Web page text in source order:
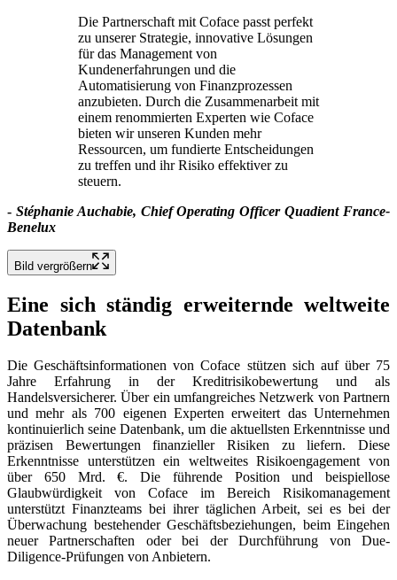
Die Partnerschaft mit Coface passt perfekt
zu unserer Strategie, innovative Lösungen
für das Management von
Kundenerfahrungen und die
Automatisierung von Finanzprozessen
anzubieten. Durch die Zusammenarbeit mit
einem renommierten Experten wie Coface
bieten wir unseren Kunden mehr
Ressourcen, um fundierte Entscheidungen
zu treffen und ihr Risiko effektiver zu
steuern.
- Stéphanie Auchabie, Chief Operating Officer Quadient France-
Benelux
Bild vergrößern
Eine sich ständig erweiternde weltweite
Datenbank
Die Geschäftsinformationen von Coface stützen sich auf über 75
Jahre Erfahrung in der Kreditrisikobewertung und als
Handelsversicherer. Über ein umfangreiches Netzwerk von Partnern
und mehr als 700 eigenen Experten erweitert das Unternehmen
kontinuierlich seine Datenbank, um die aktuellsten Erkenntnisse und
präzisen Bewertungen finanzieller Risiken zu liefern. Diese
Erkenntnisse unterstützen ein weltweites Risikoengagement von
über 650 Mrd. €. Die führende Position und beispiellose
Glaubwürdigkeit von Coface im Bereich Risikomanagement
unterstützt Finanzteams bei ihrer täglichen Arbeit, sei es bei der
Überwachung bestehender Geschäftsbeziehungen, beim Eingehen
neuer Partnerschaften oder bei der Durchführung von Due-
Diligence-Prüfungen von Anbietern.